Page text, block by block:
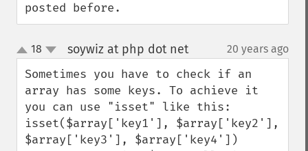
posted before.
up
down
18 soywiz at php dot net¶ 20 years ago
Sometimes you have to check if an
array has some keys. To achieve it
you can use "isset" like this:
isset($array['key1'], $array['key2'],
$array['key3'], $array['key4'])